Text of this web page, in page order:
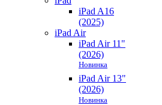
iPad A16
(2025)
iPad Air
iPad Air 11"
(2026)
Новинка
iPad Air 13"
(2026)
Новинка